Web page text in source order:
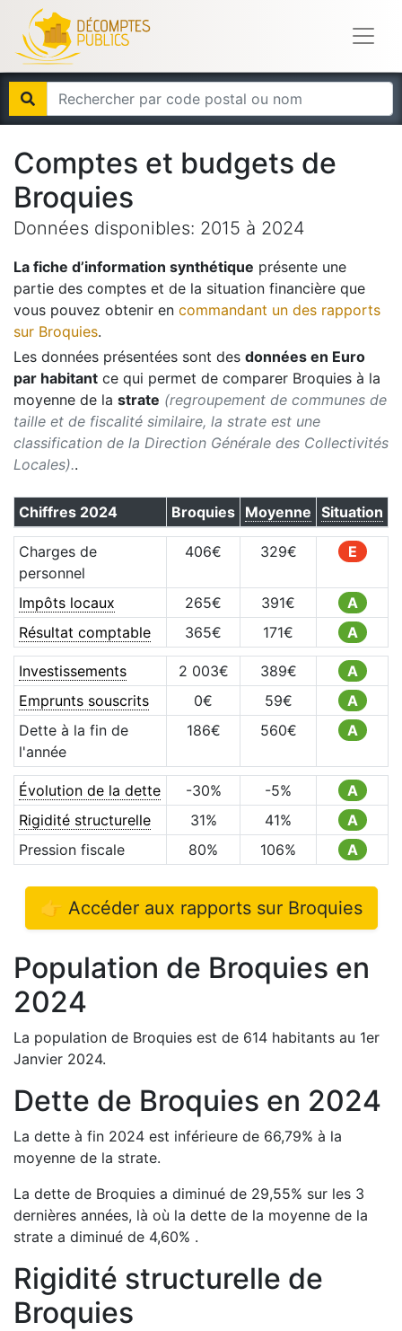
Comptes et budgets de
Broquies
Données disponibles: 2015 à 2024
La fiche d’information synthétique présente une
partie des comptes et de la situation financière que
vous pouvez obtenir en commandant un des rapports
sur Broquies.
Les données présentées sont des données en Euro
par habitant ce qui permet de comparer Broquies à la
moyenne de la strate (regroupement de communes de
taille et de fiscalité similaire, la strate est une
classification de la Direction Générale des Collectivités
Locales)..
Chiffres 2024 Broquies Moyenne Situation
Charges de
personnel
406€ 329€ E
Impôts locaux 265€ 391€
A
Résultat comptable
365€ 171€ A
Investissements 2 003€ 389€
A
Emprunts souscrits
0€ 59€
A
Dette à la fin de
l'année
186€ 560€ A
Évolution de la dette -30% -5%
A
Rigidité structurelle
31% 41%
A
Pression fiscale
80% 106% A
👉 Accéder aux rapports sur Broquies
Population de Broquies en
2024
La population de Broquies est de 614 habitants au 1er
Janvier 2024.
Dette de Broquies en 2024
La dette à fin 2024 est inférieure de 66,79% à la
moyenne de la strate.
La dette de Broquies a diminué de 29,55% sur les 3
dernières années, là où la dette de la moyenne de la
strate a diminué de 4,60% .
Rigidité structurelle de
Broquies